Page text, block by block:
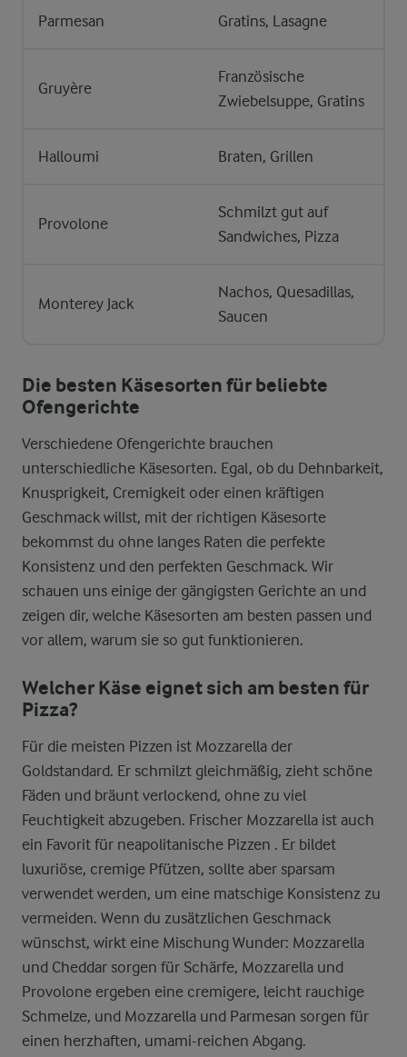
Parmesan Gratins, Lasagne
Gruyère
Französische
Zwiebelsuppe, Gratins
Halloumi Braten, Grillen
Provolone
Schmilzt gut auf
Sandwiches, Pizza
Monterey Jack
Nachos, Quesadillas,
Saucen
Die besten Käsesorten für beliebte
Ofengerichte
Verschiedene Ofengerichte brauchen
unterschiedliche Käsesorten. Egal, ob du Dehnbarkeit,
Knusprigkeit, Cremigkeit oder einen kräftigen
Geschmack willst, mit der richtigen Käsesorte
bekommst du ohne langes Raten die perfekte
Konsistenz und den perfekten Geschmack. Wir
schauen uns einige der gängigsten Gerichte an und
zeigen dir, welche Käsesorten am besten passen und
vor allem, warum sie so gut funktionieren.
Welcher Käse eignet sich am besten für
Pizza?
Für die meisten Pizzen ist Mozzarella der
Goldstandard. Er schmilzt gleichmäßig, zieht schöne
Fäden und bräunt verlockend, ohne zu viel
Feuchtigkeit abzugeben. Frischer Mozzarella ist auch
ein Favorit für neapolitanische Pizzen . Er bildet
luxuriöse, cremige Pfützen, sollte aber sparsam
verwendet werden, um eine matschige Konsistenz zu
vermeiden. Wenn du zusätzlichen Geschmack
wünschst, wirkt eine Mischung Wunder: Mozzarella
und Cheddar sorgen für Schärfe, Mozzarella und
Provolone ergeben eine cremigere, leicht rauchige
Schmelze, und Mozzarella und Parmesan sorgen für
einen herzhaften, umami-reichen Abgang.